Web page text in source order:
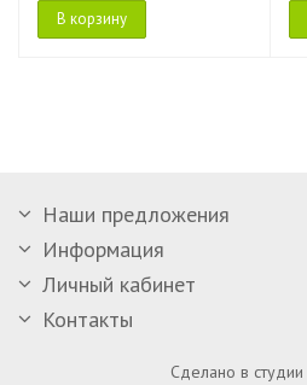
В корзину
Наши предложения
Информация
Личный кабинет
Контакты
Сделано в студии